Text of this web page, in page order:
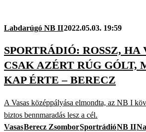
Labdarúgó NB II2022.05.03. 19:59
SPORTRÁDIÓ: ROSSZ,
CSAK AZÉRT RÚG GÓLT,
KAP ÉRTE – BERECZ
A Vasas középpályása elmondta, az NB I
biztos bennmaradás lesz a cél.
VasasBerecz ZsomborSportrádióNB II